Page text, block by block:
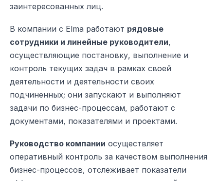
заинтересованных лиц.
В компании с Elma работают рядовые
сотрудники и линейные руководители,
осуществляющие постановку, выполнение и
контроль текущих задач в рамках своей
деятельности и деятельности своих
подчиненных; они запускают и выполняют
задачи по бизнес-процессам, работают с
документами, показателями и проектами.
Руководство компании осуществляет
оперативный контроль за качеством выполнения
бизнес-процессов, отслеживает показатели